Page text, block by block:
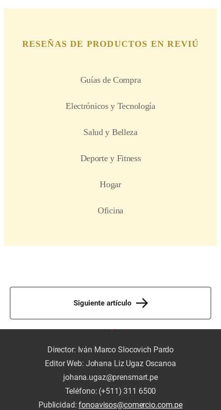
Siguiente artículo
Director: Iván Marco Slocovich Pardo
Editor Web: Johana Liz Ugaz Oscanoa
johana.ugaz@prensmart.pe
Teléfono: (+511) 311 6500
Publicidad:fonoavisos@comercio.com.pe